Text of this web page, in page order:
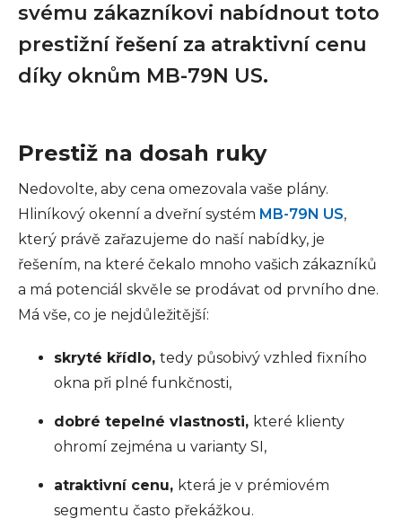
svému zákazníkovi nabídnout toto
prestižní řešení za atraktivní cenu
díky oknům MB-79N US.
Prestiž na dosah ruky
Nedovolte, aby cena omezovala vaše plány.
Hliníkový okenní a dveřní systém MB-79N US,
který právě zařazujeme do naší nabídky, je
řešením, na které čekalo mnoho vašich zákazníků
a má potenciál skvěle se prodávat od prvního dne.
Má vše, co je nejdůležitější:
skryté křídlo, tedy působivý vzhled fixního
okna při plné funkčnosti,
dobré tepelné vlastnosti, které klienty
ohromí zejména u varianty SI,
atraktivní cenu, která je v prémiovém
segmentu často překážkou.